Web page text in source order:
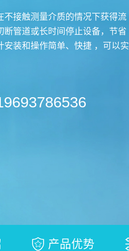
不接触测量介质的情况下获得流
管道或长时间停止设备，节省
安装和操作简单、快捷 ，可以实
产品优势